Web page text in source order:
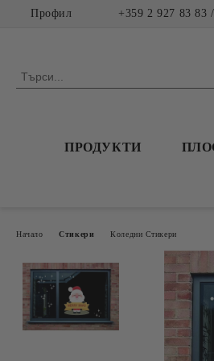
Профил +359 2 927 83 83
ПРОДУКТИ
Начало Стикери Коледни Стикери